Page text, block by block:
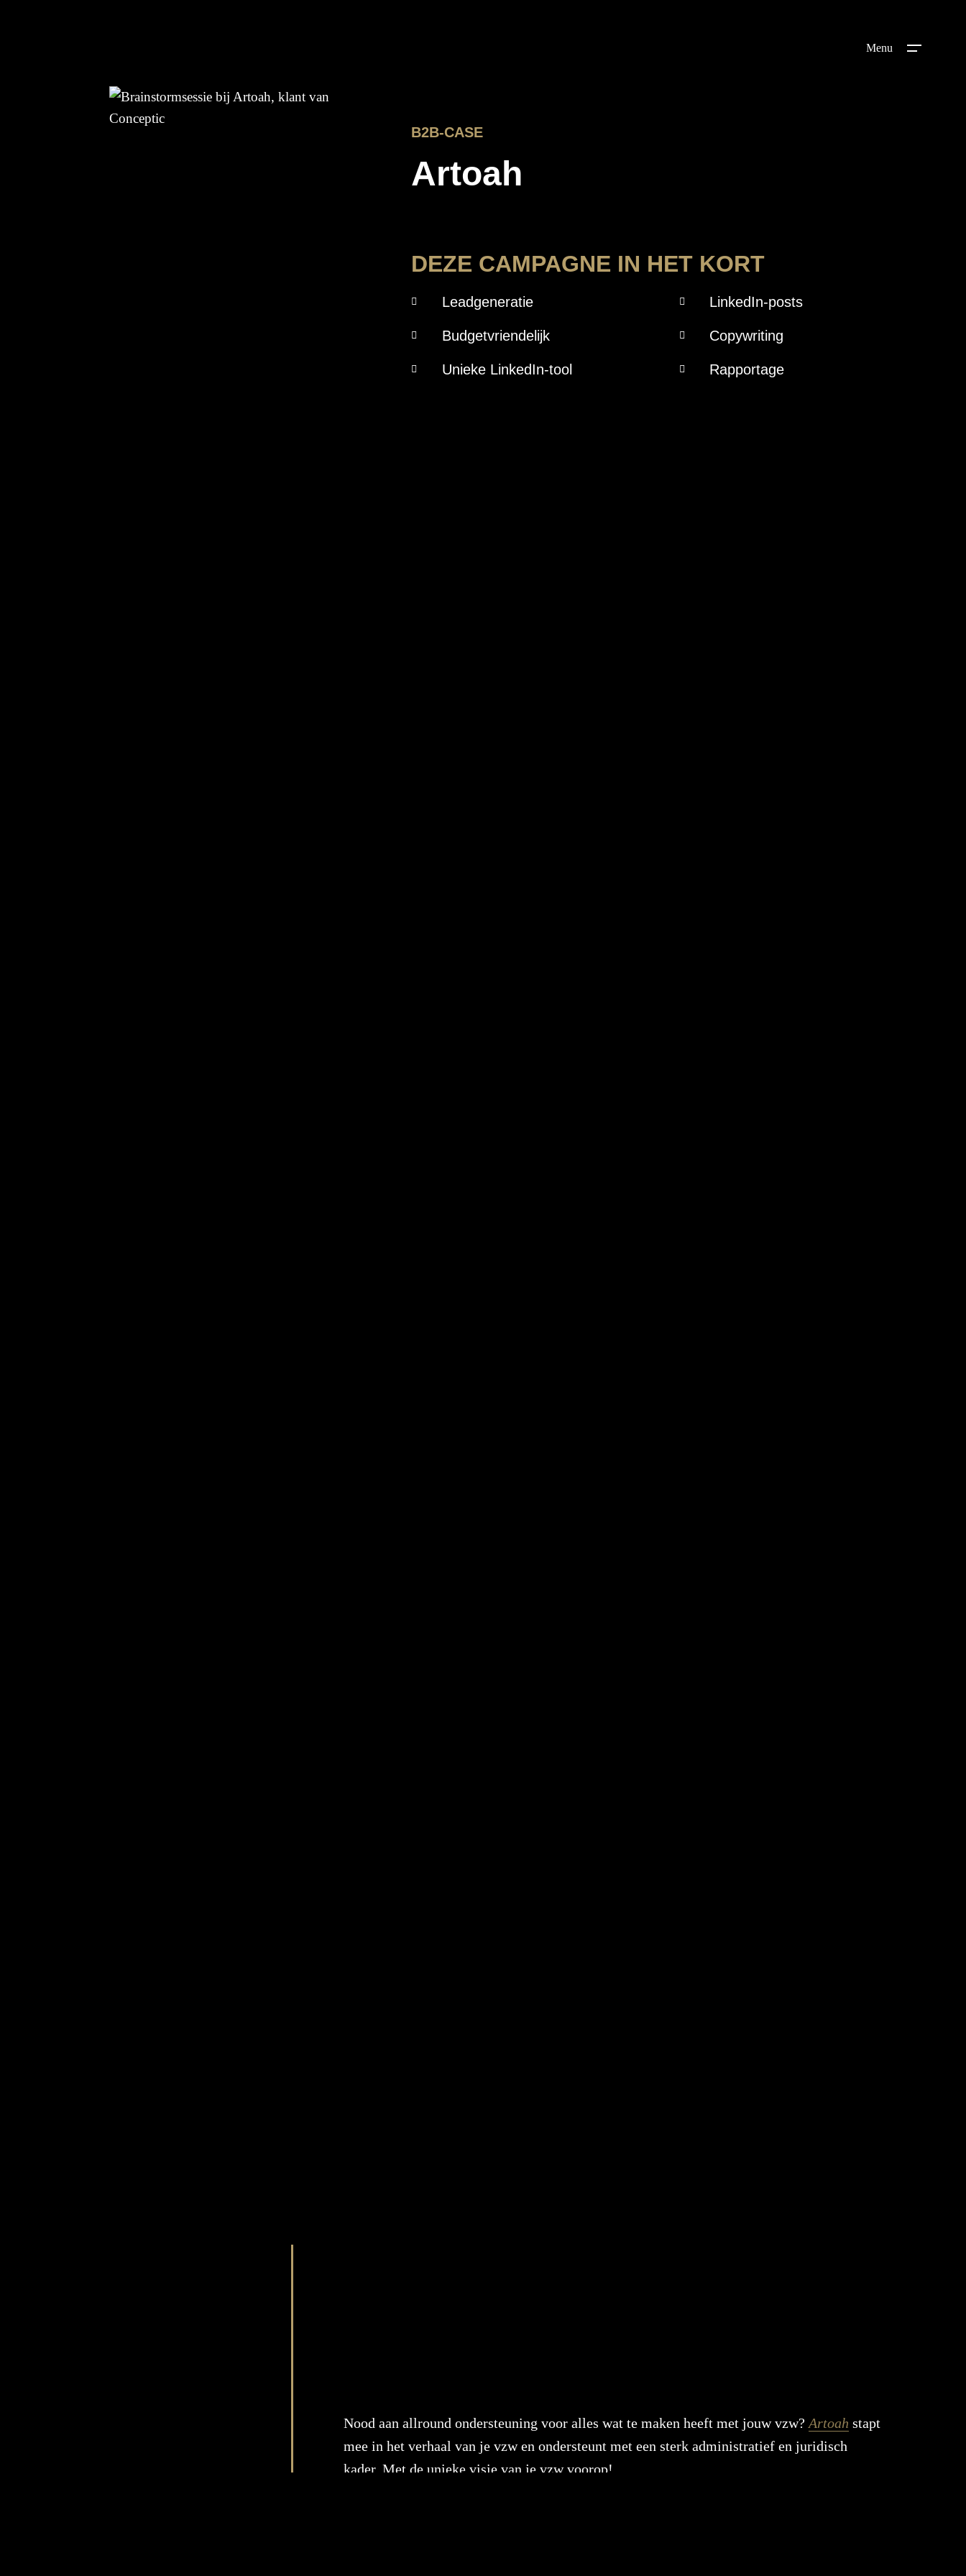
Menu
B2B-CASE
Artoah
DEZE CAMPAGNE IN HET KORT
Leadgeneratie
Budgetvriendelijk
Unieke LinkedIn-tool
LinkedIn-posts
Copywriting
Rapportage
Nood aan allround ondersteuning voor alles wat te maken heeft met jouw vzw? Artoah stapt
mee in het verhaal van je vzw en ondersteunt met een sterk administratief en juridisch
kader. Met de unieke visie van je vzw voorop!